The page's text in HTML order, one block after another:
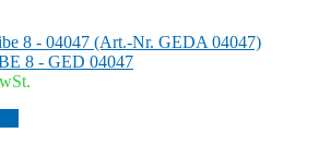
8 - GED 04047